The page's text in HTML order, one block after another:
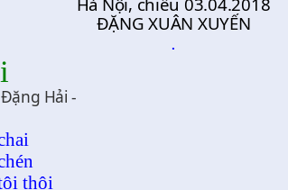
ĐẶNG XUÂN XUYẾN
.
Hải -
thôi